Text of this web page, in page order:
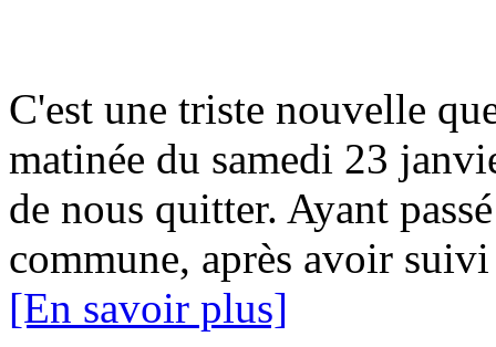
C'est une triste nouvelle
matinée du samedi 23
de nous quitter. Ayant
commune, après avoir
[En savoir plus]